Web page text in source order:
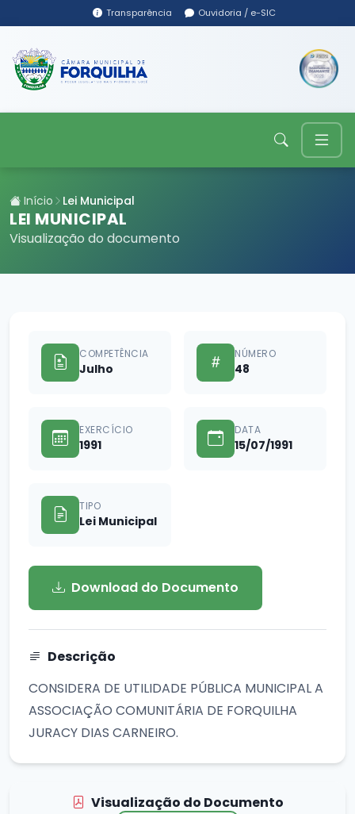
Transparência Ouvidoria / e-SIC
Início Lei Municipal
LEI MUNICIPAL
Visualização do documento
COMPETÊNCIA
Julho
NÚMERO
48
EXERCÍCIO
1991
DATA
15/07/1991
TIPO
Lei Municipal
Download do Documento
Descrição
CONSIDERA DE UTILIDADE PÚBLICA MUNICIPAL A
ASSOCIAÇÃO COMUNITÁRIA DE FORQUILHA
JURACY DIAS CARNEIRO.
Visualização do Documento